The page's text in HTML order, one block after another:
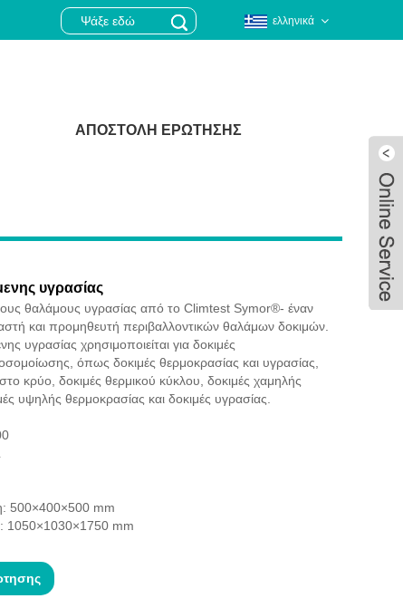
ελληνικά
ΑΠΟΣΤΟΛΉ ΕΡΏΤΗΣΗΣ
υγρασίας
θαλάμους υγρασίας από το Climtest Symor®- έναν
και προμηθευτή περιβαλλοντικών θαλάμων δοκιμών.
υγρασίας χρησιμοποιείται για δοκιμές
όπως δοκιμές θερμοκρασίας και υγρασίας,
κρύο, δοκιμές θερμικού κύκλου, δοκιμές χαμηλής
υψηλής θερμοκρασίας και δοκιμές υγρασίας.
500×400×500 mm
1050×1030×1750 mm